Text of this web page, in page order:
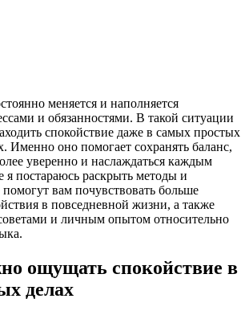
меняется и наполняется
и обязанностями. В такой ситуации
спокойствие даже в самых простых
Именно оно помогает сохранять баланс,
уверенно и наслаждаться каждым
я постараюсь раскрыть методы и
вам почувствовать больше
в повседневной жизни, а также
и личным опытом относительно
ощущать спокойствие в
делах